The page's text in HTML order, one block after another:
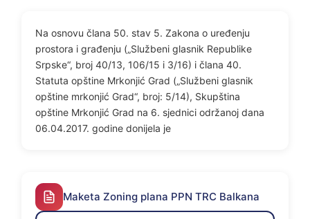
Na osnovu člana 50. stav 5. Zakona o uređenju
prostora i građenju („Službeni glasnik Republike
Srpske“, broj 40/13, 106/15 i 3/16) i člana 40.
Statuta opštine Mrkonjić Grad („Službeni glasnik
opštine mrkonjić Grad“, broj: 5/14), Skupština
opštine Mrkonjić Grad na 6. sjednici održanoj dana
06.04.2017. godine donijela je
Maketa Zoning plana PPN TRC Balkana